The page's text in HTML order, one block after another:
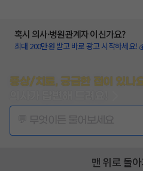
혹시 의사·병원관계자 이신가요?
최대 200만원 받고 바로 광고 시작하세요!
증상/치료, 궁금한 점이 있나
맨 위로 돌